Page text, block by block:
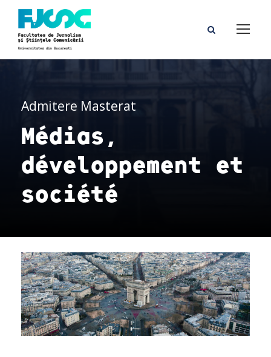
Admitere Masterat
Médias,
développement et
société